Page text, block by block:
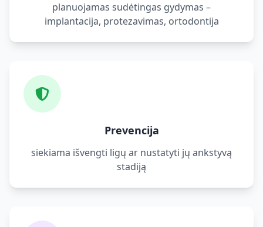
planuojamas sudėtingas gydymas –
implantacija, protezavimas, ortodontija
Prevencija
siekiama išvengti ligų ar nustatyti jų ankstyvą
stadiją